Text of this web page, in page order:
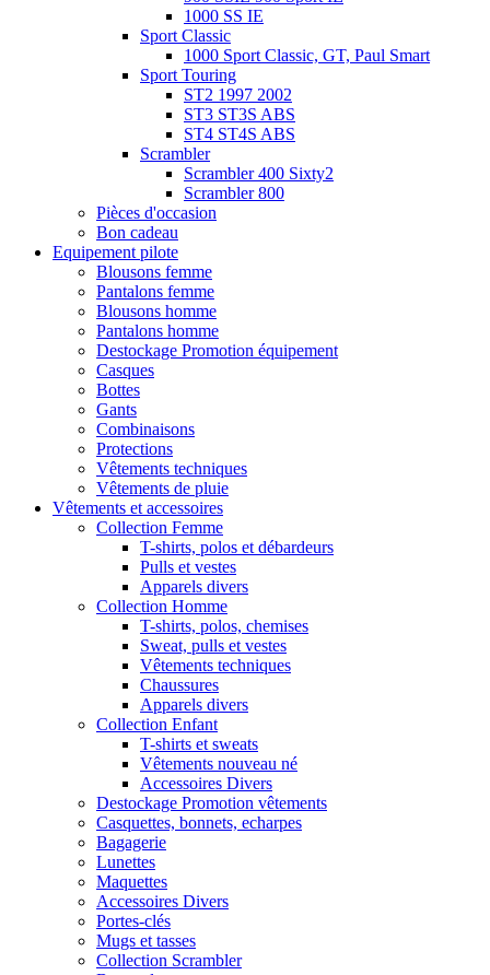
1000 SS IE
Sport Classic
1000 Sport Classic, GT, Paul Smart
Sport Touring
ST2 1997 2002
ST3 ST3S ABS
ST4 ST4S ABS
Scrambler
Scrambler 400 Sixty2
Scrambler 800
Pièces d'occasion
Bon cadeau
Equipement pilote
Blousons femme
Pantalons femme
Blousons homme
Pantalons homme
Destockage Promotion équipement
Casques
Bottes
Gants
Combinaisons
Protections
Vêtements techniques
Vêtements de pluie
Vêtements et accessoires
Collection Femme
T-shirts, polos et débardeurs
Pulls et vestes
Apparels divers
Collection Homme
T-shirts, polos, chemises
Sweat, pulls et vestes
Vêtements techniques
Chaussures
Apparels divers
Collection Enfant
T-shirts et sweats
Vêtements nouveau né
Accessoires Divers
Destockage Promotion vêtements
Casquettes, bonnets, echarpes
Bagagerie
Lunettes
Maquettes
Accessoires Divers
Portes-clés
Mugs et tasses
Collection Scrambler